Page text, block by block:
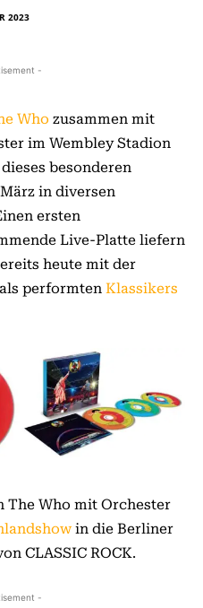
2023
-
Who zusammen mit
im Wembley Stadion
besonderen
in diversen
ersten
Live-Platte liefern
heute mit der
performten Klassikers
The Who mit Orchester
in die Berliner
CLASSIC ROCK.
-